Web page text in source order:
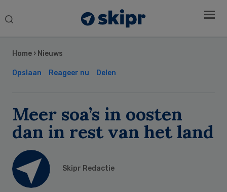
Search
Home › Nieuws
Opslaan Reageer nu Delen
Meer soa’s in oosten
dan in rest van het land
Skipr Redactie
Sidebar